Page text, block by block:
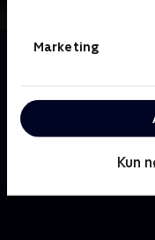
Marketing
Kun
Om Game Shakers
skoleprojekt, der
populær succes på
rapstjerne truer
pigerne sig for at